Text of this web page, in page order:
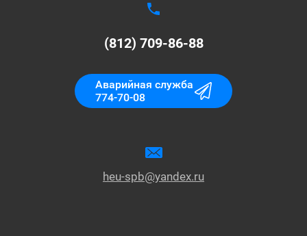
(812) 709-86-88
Аварийная служба
774-70-08
heu-spb@yandex.ru